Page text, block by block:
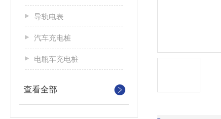
导轨电表
汽车充电桩
电瓶车充电桩
查看全部